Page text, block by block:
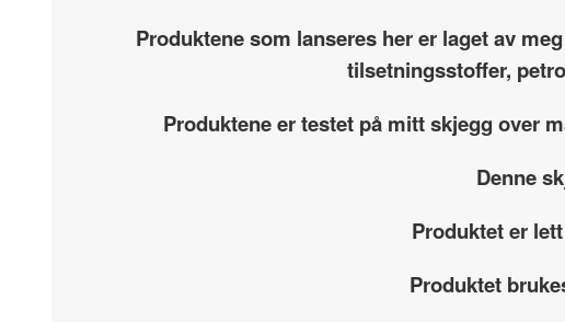
Produktene som lanseres her er laget av
tilsetningsstoffer,
Produktene er testet på mitt skjegg over
Denne
Produktet er
Produktet